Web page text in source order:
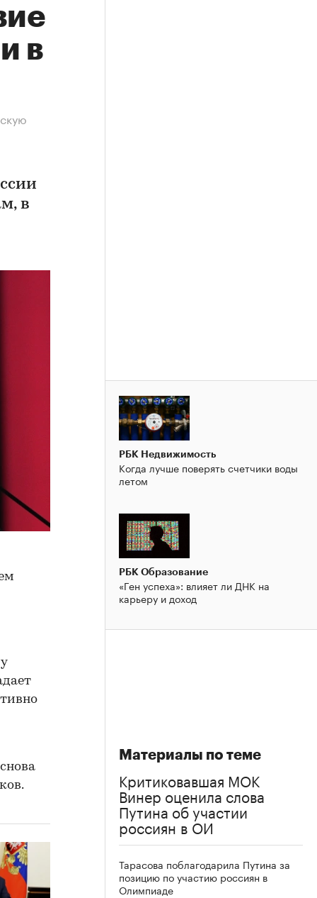
в
в
РБК Недвижимость
Когда лучше поверять счетчики воды
летом
РБК Образование
«Ген успеха»: влияет ли ДНК на
карьеру и доход
Материалы по теме
Критиковавшая МОК
Винер оценила слова
Путина об участии
россиян в ОИ
Тарасова поблагодарила Путина за
позицию по участию россиян в
Олимпиаде